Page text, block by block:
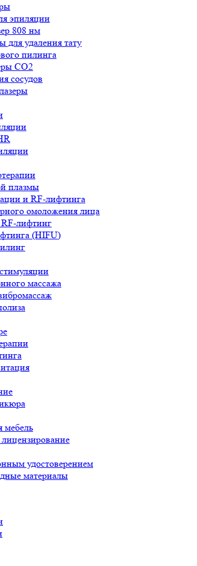
эпиляции
808 нм
для удаления тату
пилинга
CO2
сосудов
плазмы
и RF-лифтинга
омоложения лица
лифтинг
(HIFU)
массажа
мебель
удостоверением
материалы